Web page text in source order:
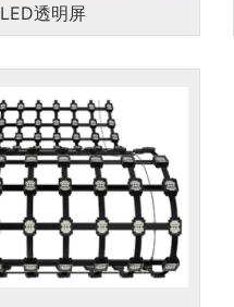
LED透明屏